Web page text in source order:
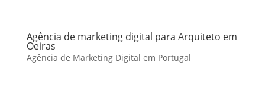
Agência de marketing digital para Arquiteto em
Oeiras
Agência de Marketing Digital em Portugal